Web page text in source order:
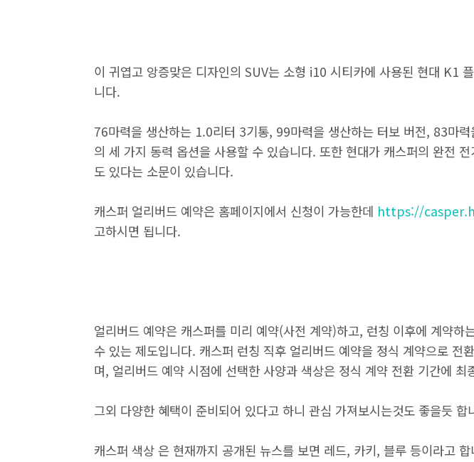
이 귀엽고 앙증맞은 디자인의 SUV는 소형 i10 시티카에 사용된 현대 K1
니다.
76마력을 생산하는 1.0리터 3기통, 99마력을 생산하는 터보 버전, 83마
의 세 가지 동력 옵션을 사용할 수 있습니다. 또한 현대가 캐스퍼의 완전
도 있다는 소문이 있습니다.
캐스퍼 얼리버드 예약은 홈페이지에서 신청이 가능한데 https://
고하시면 됩니다.
얼리버드 예약은 캐스퍼를 미리 예약(사전 계약)하고, 런칭 이후에 계약하
수 있는 제도입니다. 캐스퍼 런칭 직후 얼리버드 예약을 정식 계약으로 전
며, 얼리버드 예약 시점에 선택한 사양과 색상은 정식 계약 전환 기간에 최
그외 다양한 혜택이 준비되어 있다고 하니 관심 가져보시는것도 좋을듯 합
캐스퍼 색상 은 현재까지 공개된 뉴스를 보면 레드, 카키, 블루 등이라고